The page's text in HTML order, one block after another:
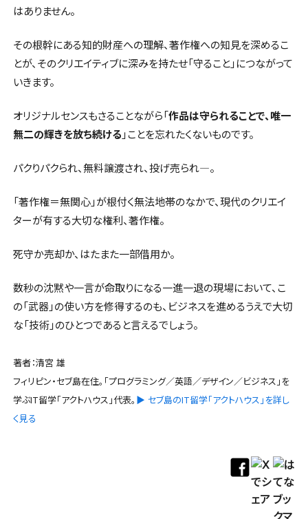
はありません。
その根幹にある知的財産への理解、著作権への知見を深めるこ
とが、そのクリエイティブに深みを持たせ「守ること」につながって
いきます。
オリジナルセンスもさることながら「作品は守られることで、唯一
無二の輝きを放ち続ける 」ことを忘れたくないものです。
パクりパクられ、無料譲渡され、投げ売られ―。
「著作権＝無関心」が根付く無法地帯のなかで、現代のクリエイ
ターが有する大切な権利、著作権。
死守か売却か、はたまた一部借用か。
数秒の沈黙や一言が命取りになる一進一退の現場において、こ
の「武器」の使い方を修得するのも、ビジネスを進めるうえで大切
な「技術」のひとつであると言えるでしょう。
著者：清宮 雄
フィリピン・セブ島在住。「プログラミング／英語／デザイン／ビジネス」を
学ぶIT留学「アクトハウス」代表。 ▶ セブ島のIT留学「アクトハウス」を詳し
く見る